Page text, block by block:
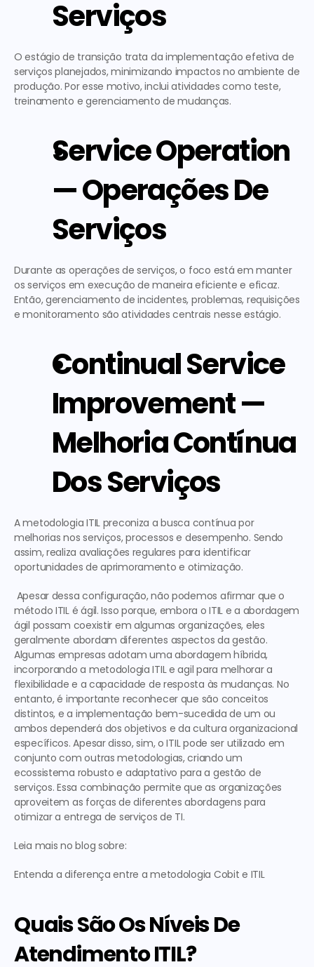
Serviços
O estágio de transição trata da implementação efetiva de
serviços planejados, minimizando impactos no ambiente de
produção. Por esse motivo, inclui atividades como teste,
treinamento e gerenciamento de mudanças.
Service Operation
— Operações De
Serviços
Durante as operações de serviços, o foco está em manter
os serviços em execução de maneira eficiente e eficaz.
Então, gerenciamento de incidentes, problemas, requisições
e monitoramento são atividades centrais nesse estágio.
Continual Service
Improvement —
Melhoria Contínua
Dos Serviços
A metodologia ITIL preconiza a busca contínua por
melhorias nos serviços, processos e desempenho. Sendo
assim, realiza avaliações regulares para identificar
oportunidades de aprimoramento e otimização.
Apesar dessa configuração, não podemos afirmar que o
método ITIL é ágil. Isso porque, embora o ITIL e a abordagem
ágil possam coexistir em algumas organizações, eles
geralmente abordam diferentes aspectos da gestão.
Algumas empresas adotam uma abordagem híbrida,
incorporando a metodologia ITIL e agil para melhorar a
flexibilidade e a capacidade de resposta às mudanças. No
entanto, é importante reconhecer que são conceitos
distintos, e a implementação bem-sucedida de um ou
ambos dependerá dos objetivos e da cultura organizacional
específicos. Apesar disso, sim, o ITIL pode ser utilizado em
conjunto com outras metodologias, criando um
ecossistema robusto e adaptativo para a gestão de
serviços. Essa combinação permite que as organizações
aproveitem as forças de diferentes abordagens para
otimizar a entrega de serviços de TI.
Leia mais no blog sobre:
Entenda a diferença entre a metodologia Cobit e ITIL
Quais São Os Níveis De
Atendimento ITIL?